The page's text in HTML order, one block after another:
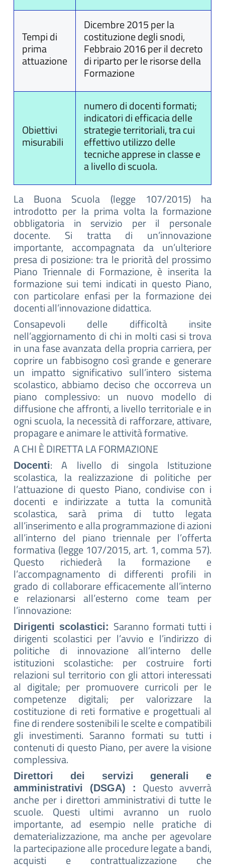
Tempi di
prima
attuazione
Dicembre 2015 per la
costituzione degli snodi,
Febbraio 2016 per il decreto
di riparto per le risorse della
Formazione
Obiettivi
misurabili
numero di docenti formati;
indicatori di efficacia delle
strategie territoriali, tra cui
effettivo utilizzo delle
tecniche apprese in classe e
a livello di scuola.
La Buona Scuola (legge 107/2015) ha
introdotto per la prima volta la formazione
obbligatoria in servizio per il personale
docente. Si tratta di un’innovazione
importante, accompagnata da un’ulteriore
presa di posizione: tra le priorità del prossimo
Piano Triennale di Formazione, è inserita la
formazione sui temi indicati in questo Piano,
con particolare enfasi per la formazione dei
docenti all’innovazione didattica.
Consapevoli delle difficoltà insite
nell’aggiornamento di chi in molti casi si trova
in una fase avanzata della propria carriera, per
coprire un fabbisogno così grande e generare
un impatto significativo sull’intero sistema
scolastico, abbiamo deciso che occorreva un
piano complessivo: un nuovo modello di
diffusione che affronti, a livello territoriale e in
ogni scuola, la necessità di rafforzare, attivare,
propagare e animare le attività formative.
A CHI È DIRETTA LA FORMAZIONE
Docenti: A livello di singola Istituzione
scolastica, la realizzazione di politiche per
l’attuazione di questo Piano, condivise con i
docenti e indirizzate a tutta la comunità
scolastica, sarà prima di tutto legata
all’inserimento e alla programmazione di azioni
all’interno del piano triennale per l’offerta
formativa (legge 107/2015, art. 1, comma 57).
Questo richiederà la formazione e
l’accompagnamento di differenti profili in
grado di collaborare efficacemente all’interno
e relazionarsi all’esterno come team per
l’innovazione:
Dirigenti scolastici: Saranno formati tutti i
dirigenti scolastici per l’avvio e l’indirizzo di
politiche di innovazione all’interno delle
istituzioni scolastiche: per costruire forti
relazioni sul territorio con gli attori interessati
al digitale; per promuovere curricoli per le
competenze digitali; per valorizzare la
costituzione di reti formative e progettuali al
fine di rendere sostenibili le scelte e compatibili
gli investimenti. Saranno formati su tutti i
contenuti di questo Piano, per avere la visione
complessiva.
Direttori dei servizi generali e
amministrativi (DSGA) : Questo avverrà
anche per i direttori amministrativi di tutte le
scuole. Questi ultimi avranno un ruolo
importante, ad esempio nelle pratiche di
dematerializzazione, ma anche per agevolare
la partecipazione alle procedure legate a bandi,
acquisti e contrattualizzazione che